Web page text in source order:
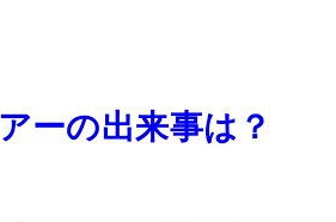
ーの出来事は？